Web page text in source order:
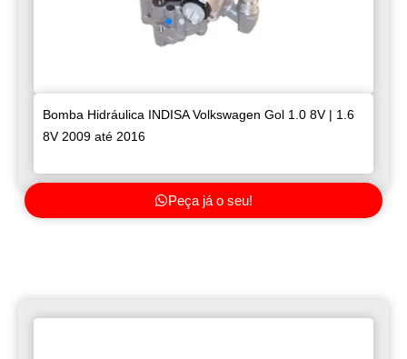
Bomba Hidráulica INDISA Volkswagen Gol 1.0 8V | 1.6
8V 2009 até 2016
Peça já o seu!